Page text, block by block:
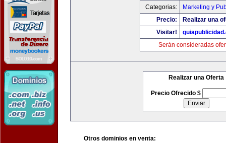
Categorias:
Marketing y
Precio:
Realizar una
Visitar!
Serán consideradas
Realizar una Oferta
Precio Ofrecido $
Otros dominios en venta: